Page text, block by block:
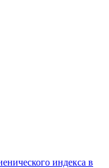
индекса в